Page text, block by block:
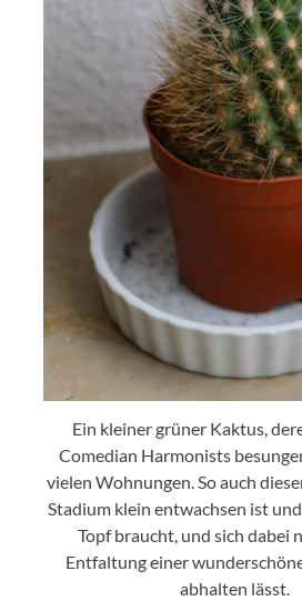
Ein kleiner grüner Kaktus,
Comedian Harmonists
vielen Wohnungen. So auch
Stadium klein entwachsen ist
Topf braucht, und sich dabei
Entfaltung einer
abhalten lässt.